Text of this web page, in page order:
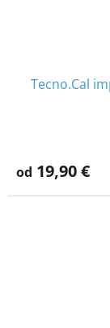
Tecno.Cal
od 19,90 €